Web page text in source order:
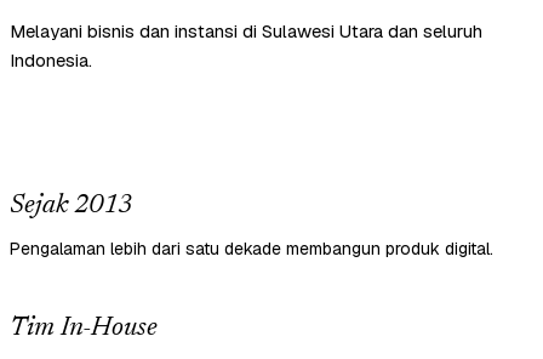
Melayani bisnis dan instansi di Sulawesi Utara dan seluruh
Indonesia.
Sejak 2013
Pengalaman lebih dari satu dekade membangun produk digital.
Tim In-House